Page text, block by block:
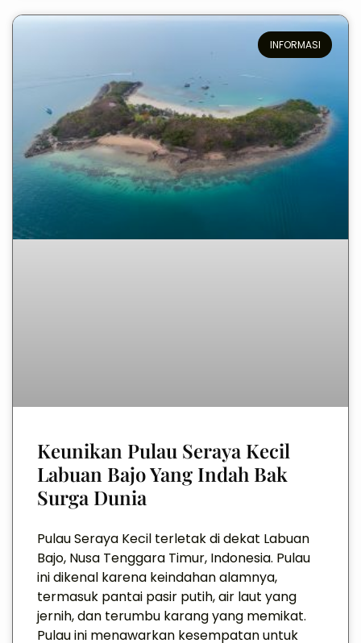
INFORMASI
Keunikan Pulau Seraya Kecil
Labuan Bajo Yang Indah Bak
Surga Dunia
Pulau Seraya Kecil terletak di dekat Labuan
Bajo, Nusa Tenggara Timur, Indonesia. Pulau
ini dikenal karena keindahan alamnya,
termasuk pantai pasir putih, air laut yang
jernih, dan terumbu karang yang memikat.
Pulau ini menawarkan kesempatan untuk